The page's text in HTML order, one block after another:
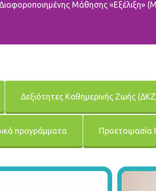
Μάθησης «Εξέλιξη»
Δεξιότητες Καθημερινής Ζωής
προγράμματα